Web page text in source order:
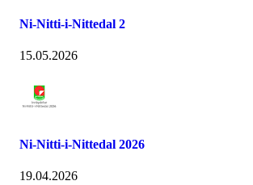
Ni-Nitti-i-Nittedal 2
15.05.2026
Ni-Nitti-i-Nittedal 2026
19.04.2026